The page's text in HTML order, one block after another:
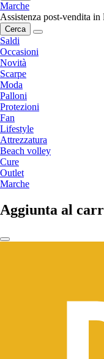
Marche
Assistenza post-vendita in
Cerca
Saldi
Occasioni
Novità
Scarpe
Moda
Palloni
Protezioni
Fan
Lifestyle
Attrezzatura
Beach volley
Cure
Outlet
Marche
Aggiunta al